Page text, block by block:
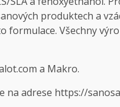
produktech a
Všechny
a Makro.
na adrese https://